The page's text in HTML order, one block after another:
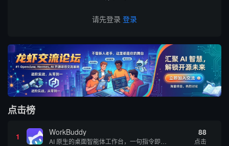
请先登录 登录
点击榜
1 WorkBuddy 88
点击